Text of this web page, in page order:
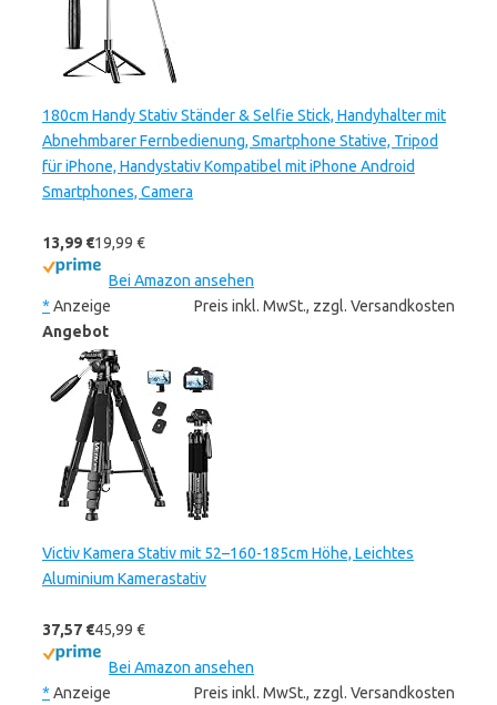
180cm Handy Stativ Ständer & Selfie Stick, Handyhalter mit
Abnehmbarer Fernbedienung, Smartphone Stative, Tripod
für iPhone, Handystativ Kompatibel mit iPhone Android
Smartphones, Camera
13,99 €19,99 €
Bei Amazon ansehen
* Anzeige
Preis inkl. MwSt., zzgl. Versandkosten
Angebot
Victiv Kamera Stativ mit 52–160-185cm Höhe, Leichtes
Aluminium Kamerastativ
37,57 €45,99 €
Bei Amazon ansehen
* Anzeige
Preis inkl. MwSt., zzgl. Versandkosten